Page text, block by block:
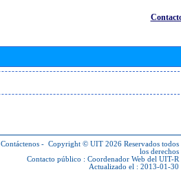
Contáctenos - Copyright © UIT 2026 Reservados todos
los derechos
Contacto público : Coordenador Web del UIT-R
Actualizado el : 2013-01-30